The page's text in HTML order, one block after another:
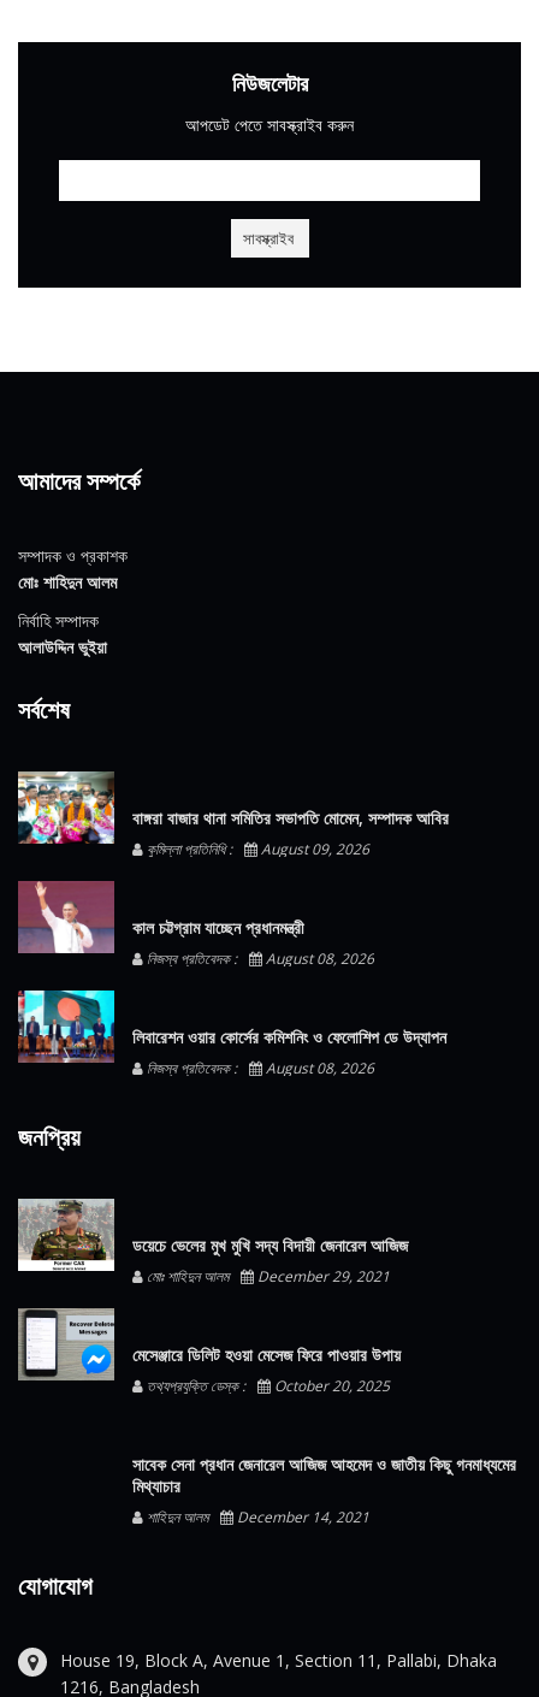
নিউজলেটার
আপডেট পেতে সাবস্ক্রাইব করুন
আমাদের সম্পর্কে
সম্পাদক ও প্রকাশক
মোঃ শাহিদুন আলম
নির্বাহি সম্পাদক
আলাউদ্দিন ভুইয়া
সর্বশেষ
বাঙ্গরা বাজার থানা সমিতির সভাপতি মোমেন, সম্পাদক আবির
কুমিল্লা প্রতিনিধি : August 09, 2026
কাল চট্টগ্রাম যাচ্ছেন প্রধানমন্ত্রী
নিজস্ব প্রতিবেদক : August 08, 2026
লিবারেশন ওয়ার কোর্সের কমিশনিং ও ফেলোশিপ ডে উদ্‌যাপন
নিজস্ব প্রতিবেদক : August 08, 2026
জনপ্রিয়
ডয়েচে ভেলের মুখ মুখি সদ্য বিদায়ী জেনারেল আজিজ
মোঃ শাহিদুন আলম December 29, 2021
মেসেঞ্জারে ডিলিট হওয়া মেসেজ ফিরে পাওয়ার উপায়
তথ্যপ্রযুক্তি ডেস্ক : October 20, 2025
সাবেক সেনা প্রধান জেনারেল আজিজ আহমেদ ও জাতীয় কিছু গনমাধ্যমের
মিথ্যাচার
শাহিদুন আলম December 14, 2021
যোগাযোগ
House 19, Block A, Avenue 1, Section 11, Pallabi, Dhaka
1216, Bangladesh